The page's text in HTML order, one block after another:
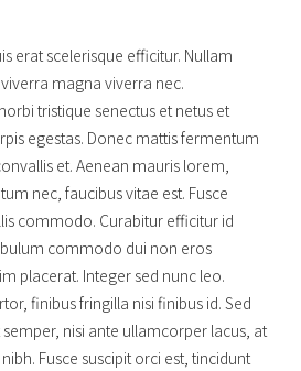
erat scelerisque efficitur. Nullam
magna viverra nec.
tristique senectus et netus et
egestas. Donec mattis fermentum
et. Aenean mauris lorem,
nec, faucibus vitae est. Fusce
commodo. Curabitur efficitur id
commodo dui non eros
placerat. Integer sed nunc leo.
finibus fringilla nisi finibus id. Sed
nisi ante ullamcorper lacus, at
Fusce suscipit orci est, tincidunt